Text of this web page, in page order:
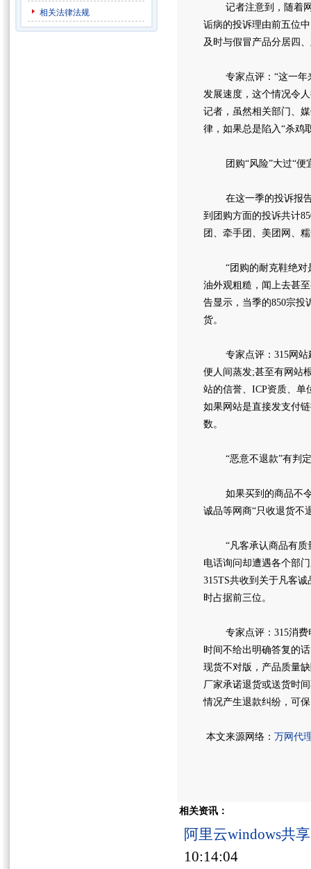
相关法律法规
记者注意到，随着网
诟病的投诉理由前五位
及时与假冒产品分居四
专家点评：“这一年来
发展速度，这个情况令
记者，虽然相关部门、
律，如果总是陷入“杀鸡
团购“风险”大过“便
在这一季的投诉报告
到团购方面的投诉共计
团、牵手团、美团网、
“团购的耐克鞋绝对是
油外观粗糙，闻上去甚
告显示，当季的850宗投
货。
专家点评：315网站建
便人间蒸发;甚至有网站
站的信誉、ICP资质、单
如果网站是直接发支付
数。
“恶意不退款”有判
如果买到的商品不令
诚品等网商“只收退货不
“凡客承认商品有质量
电话询问却遭遇各个部
315TS共收到关于凡客
时占据前三位。
专家点评：315消费电
时间不给出明确答复的
现货不对版，产品质量
厂家承诺退货或送货时
情况产生退款纠纷，可
本文来源网络： 万网代
相关资讯：
阿里云windows共
10:14:04